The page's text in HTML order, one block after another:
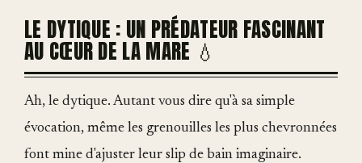
LE DYTIQUE : UN PRÉDATEUR FASCINANT
AU CŒUR DE LA MARE 💧
Ah, le dytique. Autant vous dire qu'à sa simple
évocation, même les grenouilles les plus chevronnées
font mine d'ajuster leur slip de bain imaginaire.